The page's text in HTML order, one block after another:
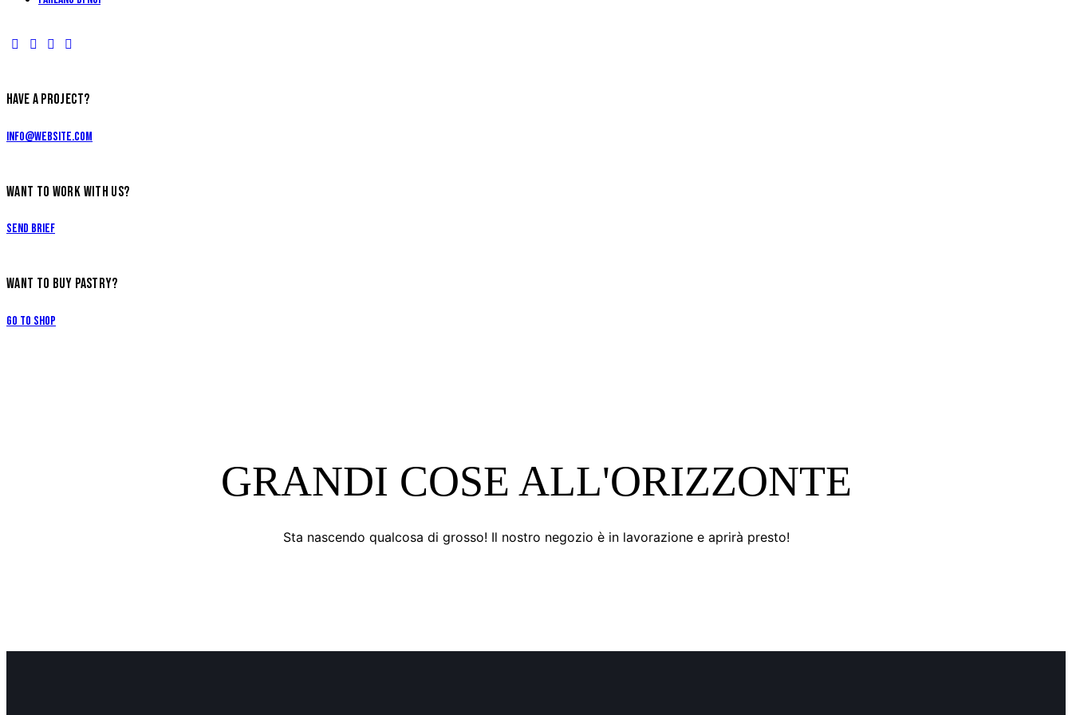
HAVE A PROJECT?
info@website.com
WANT TO WORK WITH US?
Send Brief
WANT TO BUY PASTRY?
Go to Shop
GRANDI COSE ALL'ORIZZONTE
Sta nascendo qualcosa di grosso! Il nostro negozio è in lavorazione e aprirà presto!